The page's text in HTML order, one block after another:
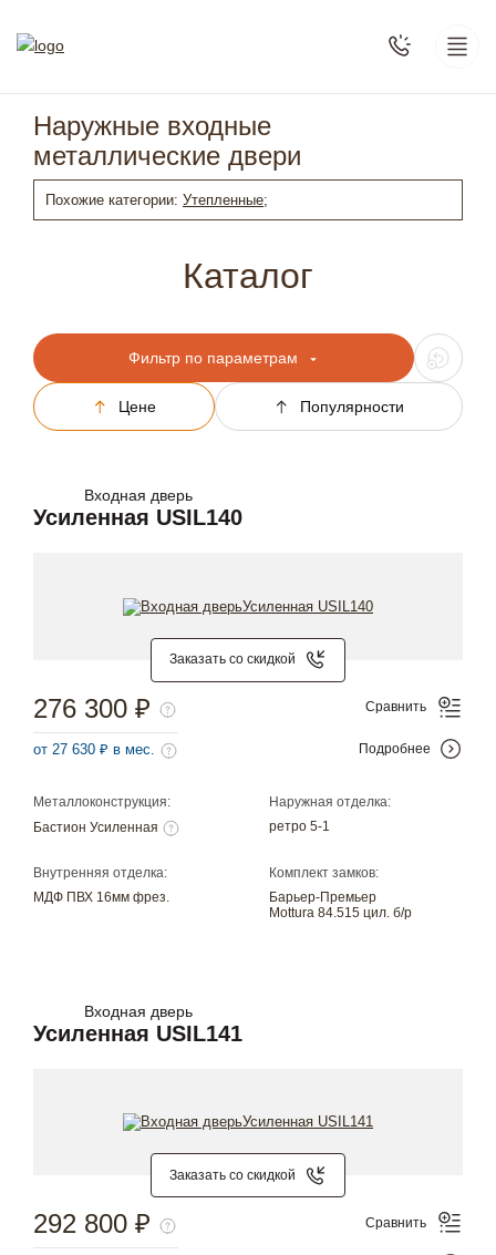
Наружные входные
металлические двери
Похожие категории: Утепленные;
Каталог
Фильтр по параметрам
Цене Популярности
Входная дверь
Усиленная USIL140
Заказать со скидкой
Металлоконструкция:
Бастион Усиленная
Наружная отделка:
ретро 5-1
Внутренняя отделка:
МДФ ПВХ 16мм фрез.
Комплект замков:
Барьер-Премьер
Mottura 84.515 цил. б/р
276 300 ₽
от 27 630 ₽ в мес.
Сравнить
Подробнее
Входная дверь
Усиленная USIL141
Заказать со скидкой
292 800 ₽ Сравнить